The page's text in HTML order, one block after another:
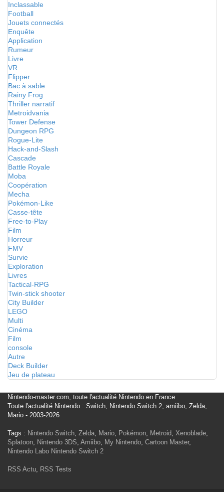
Inclassable
Football
Jouets connectés
Enquête
Application
Rumeur
Livre
VR
Flipper
Bac à sable
Rainy Frog
Thriller narratif
Metroidvania
Tower Defense
Dungeon RPG
Rogue-Lite
Hack-and-Slash
Cascade
Battle Royale
Moba
Coopération
Mecha
Pokémon-Like
Casse-tête
Free-to-Play
Film
Horreur
FMV
Survie
Exploration
Livres
Tactical-RPG
Twin-stick shooter
City Builder
LEGO
Multi
Cinéma
Film
console
Autre
Deck Builder
Jeu de plateau
Nintendo-master.com, toute l'actualité Nintendo en France
Toute l'actualité Nintendo : Switch, Nintendo Switch 2, amiibo, Zelda,
Mario - 2003-2026
Tags : Nintendo Switch, Zelda, Mario, Pokémon, Metroid, Xenoblade,
Splatoon, Nintendo 3DS, Amiibo, My Nintendo, Cartoon Master,
Nintendo Labo Nintendo Switch 2
RSS Actu, RSS Tests